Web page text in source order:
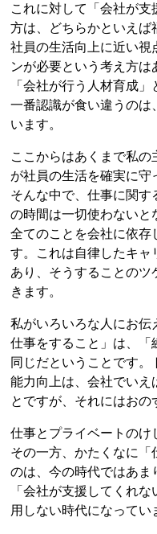
これに対して「会社が支
方は、どちらかといえば
社員の生活向上に近い視
ンが必要という考え方は
「会社が行う人材育成
一番認識が食い違うのは
います。
ここからはあくまで私
が社員の生活を確実に守
そんな中で、仕事に関す
の時間は一切使わないと
全てのことを会社に依存
す。これは自律したキ
あり、そうすることのツ
きます。
私がいろいろな人にお
仕事をすること」は、「
同じだということです
能力向上は、会社でいえ
とですが、それにはおの
仕事とプライベートのけ
その一方、かたくなに「
のは、今の時代ではあま
「会社が支援してくれ
用しない時代になってい